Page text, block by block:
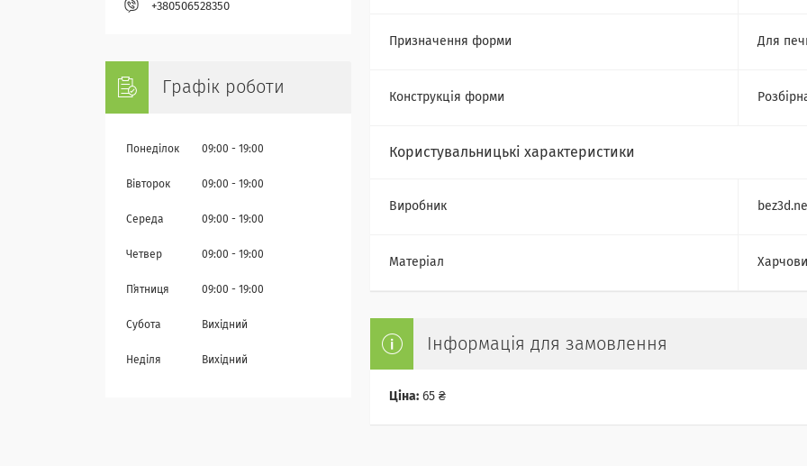
Призначення форми Для
Конструкція форми
Користувальницькі характеристики
Виробник
Матеріал
Інформація для замовлення
Ціна: 65 ₴
+380506528350
Графік роботи
Понеділок 09:00 19:00
Вівторок 09:00 19:00
Середа 09:00 19:00
Четвер 09:00 19:00
Пʼятниця 09:00 19:00
Субота Вихідний
Неділя Вихідний